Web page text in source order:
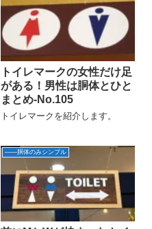
トイレマークの女性だけ足
がある！男性は胴体とひと
まとめ-No.105
トイレマークを紹介します。
――胴体のみシンプル